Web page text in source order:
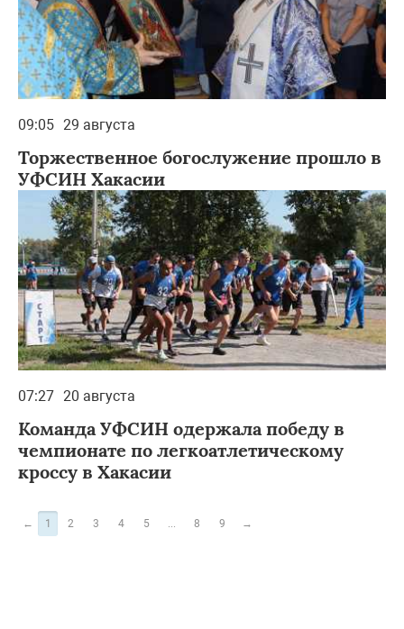
09:05 29 августа
Торжественное богослужение прошло в
УФСИН Хакасии
07:27 20 августа
Команда УФСИН одержала победу в
чемпионате по легкоатлетическому
кроссу в Хакасии
← 1 2 3 4 5 8 9 →